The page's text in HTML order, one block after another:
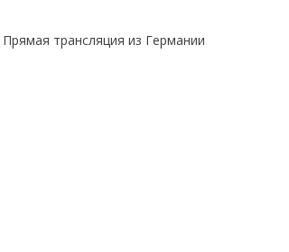
трансляция из Германии